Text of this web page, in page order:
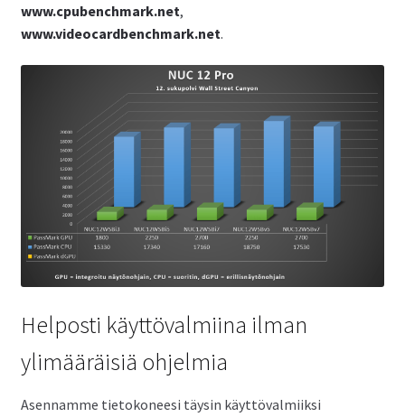
www.cpubenchmark.net,
www.videocardbenchmark.net.
Helposti käyttövalmiina ilman
ylimääräisiä ohjelmia
Asennamme tietokoneesi täysin käyttövalmiiksi